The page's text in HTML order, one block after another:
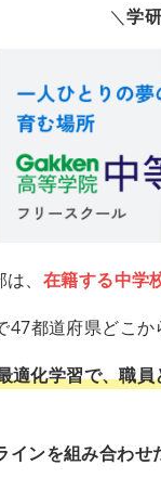
＼学
、 在籍する中学
47都道府県どこか
適化学習で、職
インを組み合わせ